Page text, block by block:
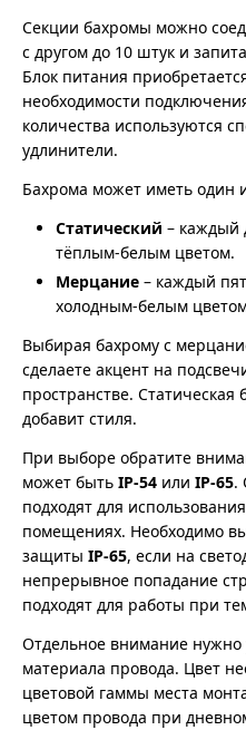
Секции бахромы можно
с другом до 10 штук и
Блок питания
необходимости
количества используются
удлинители.
Бахрома может иметь один
Статический – каждый
тёплым-белым цветом.
Мерцание – каждый
холодным-белым
Выбирая бахрому с
сделаете акцент на
пространстве.
добавит стиля.
При выборе обратите
может быть IP-54 или IP-65.
подходят для
помещениях. Необходимо
защиты IP-65, если на
непрерывное попадание
подходят для работы при
Отдельное внимание нужно
материала провода. Цвет
цветовой гаммы места
цветом провода при